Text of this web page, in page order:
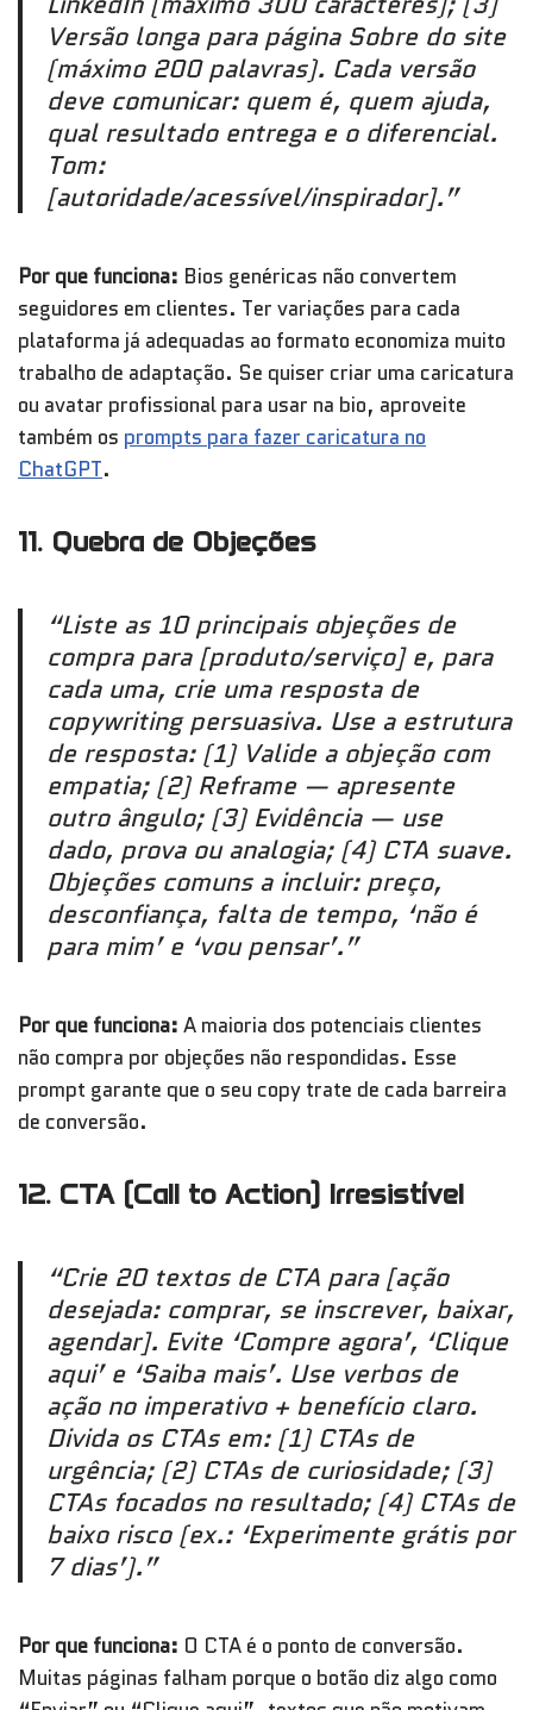
Versão longa para página Sobre do site
(máximo 200 palavras). Cada versão
deve comunicar: quem é, quem ajuda,
qual resultado entrega e o diferencial.
Tom:
[autoridade/acessível/inspirador].”
Por que funciona: Bios genéricas não convertem
seguidores em clientes. Ter variações para cada
plataforma já adequadas ao formato economiza muito
trabalho de adaptação. Se quiser criar uma caricatura
ou avatar profissional para usar na bio, aproveite
também os prompts para fazer caricatura no
ChatGPT.
11. Quebra de Objeções
“Liste as 10 principais objeções de
compra para [produto/serviço] e, para
cada uma, crie uma resposta de
copywriting persuasiva. Use a estrutura
de resposta: (1) Valide a objeção com
empatia; (2) Reframe — apresente
outro ângulo; (3) Evidência — use
dado, prova ou analogia; (4) CTA suave.
Objeções comuns a incluir: preço,
desconfiança, falta de tempo, ‘não é
para mim’ e ‘vou pensar’.”
Por que funciona: A maioria dos potenciais clientes
não compra por objeções não respondidas. Esse
prompt garante que o seu copy trate de cada barreira
de conversão.
12. CTA (Call to Action) Irresistível
“Crie 20 textos de CTA para [ação
desejada: comprar, se inscrever, baixar,
agendar]. Evite ‘Compre agora’, ‘Clique
aqui’ e ‘Saiba mais’. Use verbos de
ação no imperativo + benefício claro.
Divida os CTAs em: (1) CTAs de
urgência; (2) CTAs de curiosidade; (3)
CTAs focados no resultado; (4) CTAs de
baixo risco (ex.: ‘Experimente grátis por
7 dias’).”
Por que funciona: O CTA é o ponto de conversão.
Muitas páginas falham porque o botão diz algo como